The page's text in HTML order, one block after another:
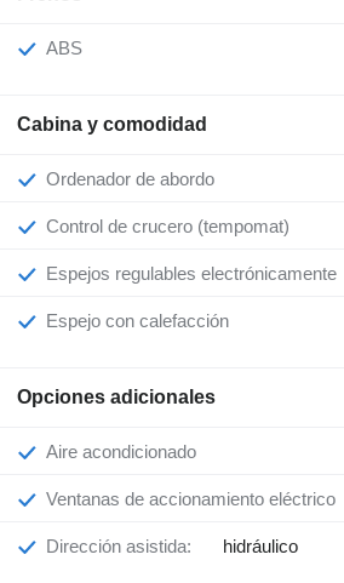
ABS
Cabina y comodidad
Ordenador de abordo
Control de crucero (tempomat)
Espejos regulables electrónicamente
Espejo con calefacción
Opciones adicionales
Aire acondicionado
Ventanas de accionamiento eléctrico
Dirección asistida: hidráulico